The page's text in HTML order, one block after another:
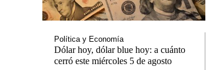
Política y Economía
Dólar hoy, dólar blue hoy: a cuánto
cerró este miércoles 5 de agosto